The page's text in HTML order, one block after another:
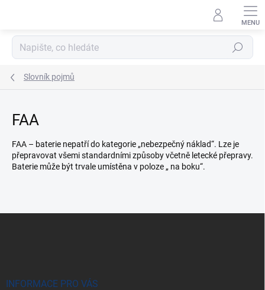
Hledat
Slovník pojmů
FAA
FAA – baterie nepatří do kategorie „nebezpečný náklad“. Lze je
přepravovat všemi standardními způsoby včetně letecké přepravy.
Baterie může být trvale umístěna v poloze „ na boku“.
INFORMACE PRO VÁS